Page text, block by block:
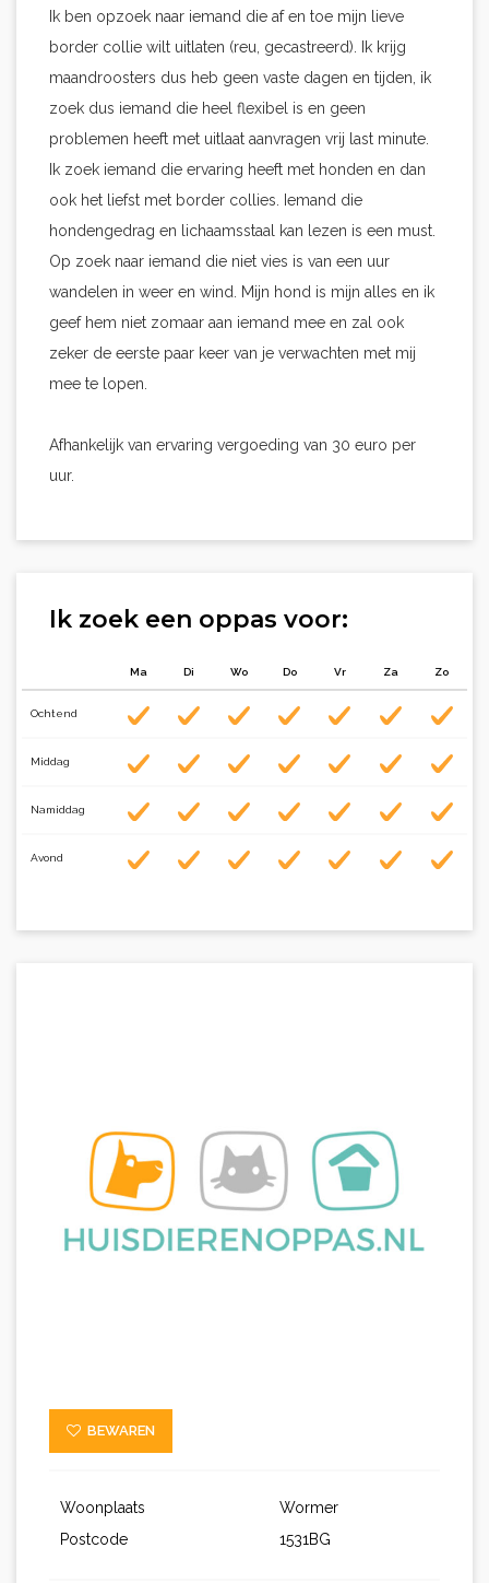
Ik ben opzoek naar iemand die af en toe mijn lieve
border collie wilt uitlaten (reu, gecastreerd). Ik krijg
maandroosters dus heb geen vaste dagen en tijden, ik
zoek dus iemand die heel flexibel is en geen
problemen heeft met uitlaat aanvragen vrij last minute.
Ik zoek iemand die ervaring heeft met honden en dan
ook het liefst met border collies. Iemand die
hondengedrag en lichaamsstaal kan lezen is een must.
Op zoek naar iemand die niet vies is van een uur
wandelen in weer en wind. Mijn hond is mijn alles en ik
geef hem niet zomaar aan iemand mee en zal ook
zeker de eerste paar keer van je verwachten met mij
mee te lopen.
Afhankelijk van ervaring vergoeding van 30 euro per
uur.
Ik zoek een oppas voor:
Ma Di Wo Do Vr Za Zo
Ochtend
Middag
Namiddag
Avond
BEWAREN
Woonplaats
Wormer
Postcode
1531BG